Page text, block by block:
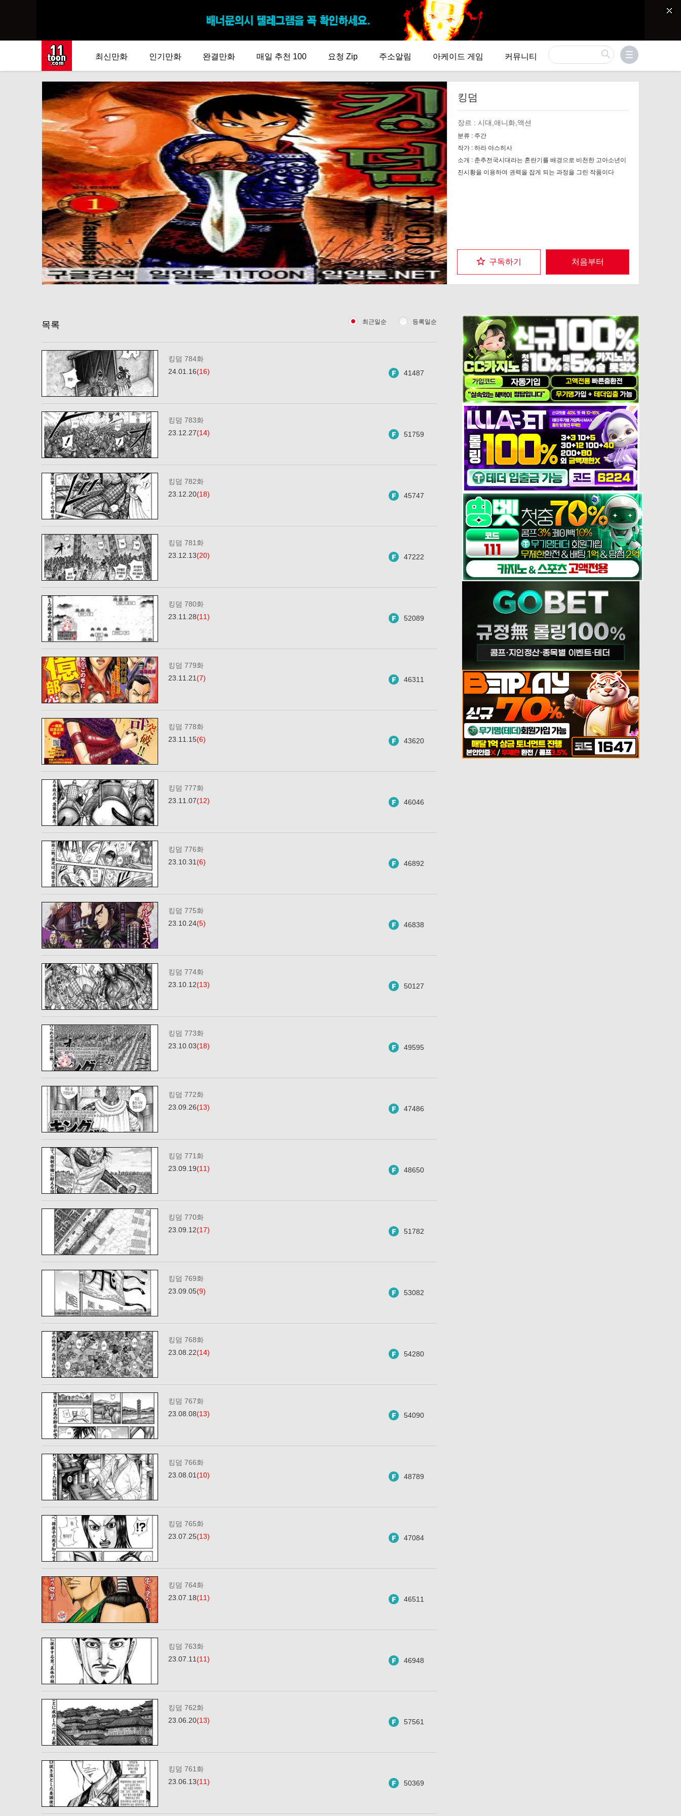
최신만화 인기만화 완결만화 매일 추천 100 요청 Zip 주소알림 아케이드 게임 커뮤니티
킹덤
구독하기 처음부터
장르 : 시대,애니화,액션
분류 : 주간
작가 : 하라 야스히사
소개 : 춘추전국시대라는 혼란기를 배경으로 비천한 고아소년이
진시황을 이용하여 권력을 잡게 되는 과정을 그린 작품이다
목록 최근일순 등록일순
킹덤 784화
24.01.16(16) 41487
킹덤 783화
23.12.27(14) 51759
킹덤 782화
23.12.20(18) 45747
킹덤 781화
23.12.13(20) 47222
킹덤 780화
23.11.28(11) 52089
킹덤 779화
23.11.21(7) 46311
킹덤 778화
23.11.15(6) 43620
킹덤 777화
23.11.07(12) 46046
킹덤 776화
23.10.31(6) 46892
킹덤 775화
23.10.24(5) 46838
킹덤 774화
23.10.12(13) 50127
킹덤 773화
23.10.03(18) 49595
킹덤 772화
23.09.26(13) 47486
킹덤 771화
23.09.19(11) 48650
킹덤 770화
23.09.12(17) 51782
킹덤 769화
23.09.05(9) 53082
킹덤 768화
23.08.22(14) 54280
킹덤 767화
23.08.08(13) 54090
킹덤 766화
23.08.01(10) 48789
킹덤 765화
23.07.25(13) 47084
킹덤 764화
23.07.18(11) 46511
킹덤 763화
23.07.11(11) 46948
킹덤 762화
23.06.20(13) 57561
킹덤 761화
23.06.13(11) 50369